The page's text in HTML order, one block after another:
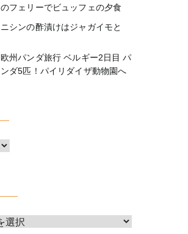
のフェリーでビュッフェの夕食
ニシンの酢漬けはジャガイモと
欧州パンダ旅行 ベルギー2日目 パ
ンダ5匹！パイリダイザ動物園へ